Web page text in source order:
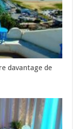
davantage de